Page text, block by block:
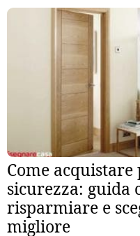
Come
sicurezza: guida
risparmiare e
migliore